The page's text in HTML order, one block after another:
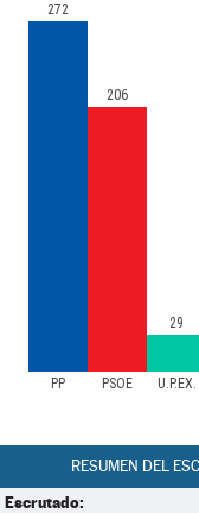
PP PSOE U.P.EX.
272
206
29
RESUMEN DEL
Escrutado: